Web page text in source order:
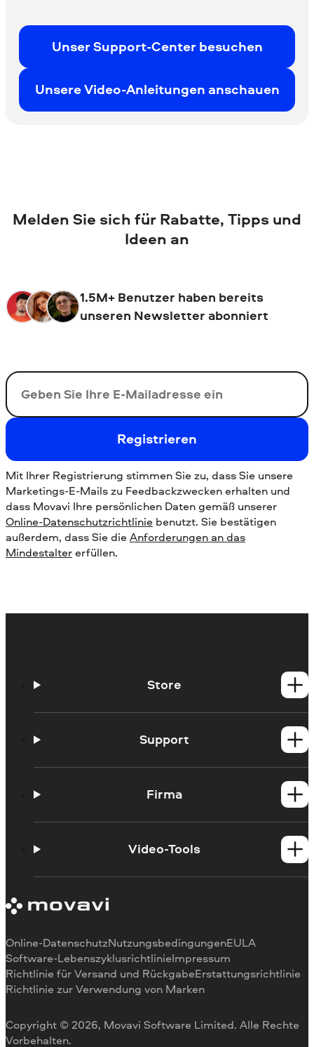
Unser Support-Center besuchen
Unsere Video-Anleitungen anschauen
Melden Sie sich für Rabatte, Tipps und
Ideen an
1.5M+ Benutzer haben bereits
unseren Newsletter abonniert
Ihre E-Mail-Addresse
Registrieren
Mit Ihrer Registrierung stimmen Sie zu, dass Sie unsere
Marketings-E-Mails zu Feedbackzwecken erhalten und
dass Movavi Ihre persönlichen Daten gemäß unserer
Online-Datenschutzrichtlinie benutzt. Sie bestätigen
außerdem, dass Sie dieAnforderungen an das
Mindestaltererfüllen.
Store
Mac-Produkte
Support
Anleitungen
Beschränkungen bei Testversionen
Rückerstattung
Firma
Empfehlungen
Für Arbeit
Video-Tools
Video zuschneiden
Video drehen
Videogröße ändern
Video umkehren
Video stabilisieren
Text zum Video hinzufügen
Copyright © 2026, Movavi Software Limited. Alle Rechte
Vorbehalten.
Online-DatenschutzNutzungsbedingungenEULA
Software-LebenszyklusrichtlinieImpressum
Richtlinie für Versand und RückgabeErstattungsrichtlinie
Richtlinie zur Verwendung von Marken